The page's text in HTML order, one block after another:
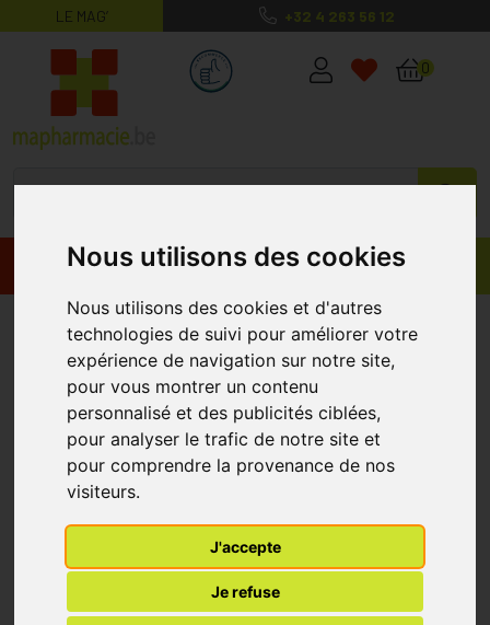
Nous utilisons des cookies
Nous utilisons des cookies et d'autres
technologies de suivi pour améliorer votre
expérience de navigation sur notre site,
pour vous montrer un contenu
personnalisé et des publicités ciblées,
pour analyser le trafic de notre site et
pour comprendre la provenance de nos
visiteurs.
J'accepte
Je refuse
LE MAG’ +32 4 263 56 12
MaPharmacie.be ma santé, mes
0
Promos Produits
Querciton Comprimés 60 SORIA